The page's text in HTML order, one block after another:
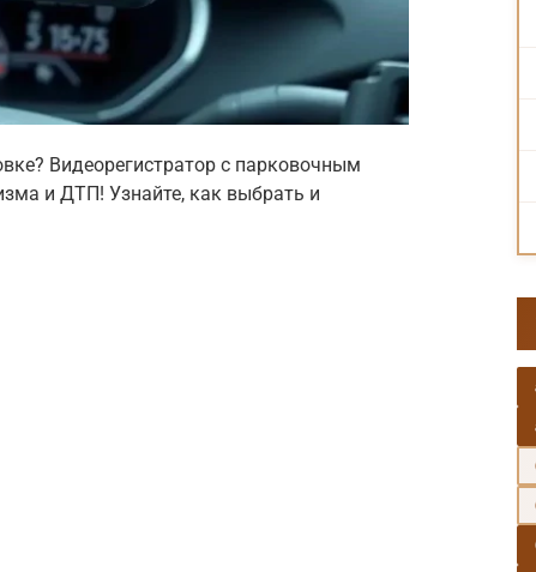
Видеорегистратор с парковочным
и ДТП! Узнайте, как выбрать и